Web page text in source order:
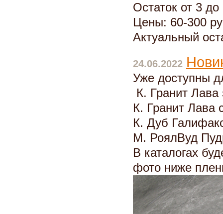
Остаток от 3
Цены: 60-300
Актуальный
24.06.2022
Уже доступны
К. Гранит Лава
К. Гранит Лава
К. Дуб
М. РоялВуд
В каталогах
фото ниже